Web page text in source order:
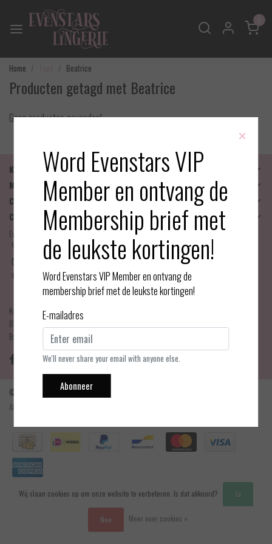
Home Beatrice
Producten getagd met Beatrice
Geen producten gevonden!
Klantenservice
Mijn account
Categorieën
Contactgegevens
Evenstars Lingerie
06-25536043
info@evenstarslingerie.com
Haarlemmerdijk 21
1013 KA Amsterdam
KvK Number: 75017679
BTW-number: NL001595356B03
Bankrekening: NL75 INGB 0778 3839 97
© Copyright 2026 - Evenstars Lingerie | Realisatie
Algemene voorwaarden
×
Word Evenstars VIP
Member en ontvang de
Membership brief met
de leukste kortingen!
Word Evenstars VIP Member en ontvang de
membership brief met de leukste kortingen!
E-mailadres
We'll never share your email with anyone else.
Abonneer
Wij slaan cookies op om onze website te verbeteren. Is dat akkoord? Ja
Nee Meer over cookies »